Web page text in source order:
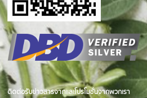
ติดต่อรับข่าวสารจากและโปรโมชั่นจากพวกเรา